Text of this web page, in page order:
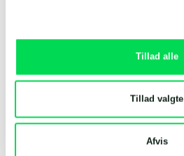
Tillad alle
Tillad valgte
Afvis
Salg og service
- Globalt hovedkontor
DK-6940 Lem st.
Danmark